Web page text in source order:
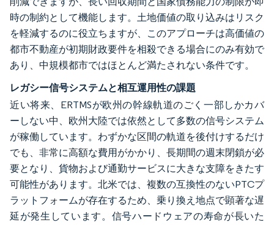
時の制約として機能します。土地価値の取り込みはリスク
を軽減するのに役立ちますが、このアプローチは高価値の
都市不動産が初期財政要件を相殺できる場合にのみ有効で
あり、中規模都市ではほとんど満たされない条件です。
レガシー信号システムと相互運用性の課題
近い将来、ERTMSが欧州の幹線軌道のごく一部しかカバ
ーしない中、欧州大陸では依然として多数の信号システム
が稼働しています。わずかな区間の軌道を後付けするだけ
でも、非常に高額な費用がかかり、長期間の週末閉鎖が必
要となり、貨物および通勤サービスに大きな支障をきたす
可能性があります。北米では、複数の互換性のないPTCプ
ラットフォームが存在するため、乗り換え地点で顕著な遅
延が発生しています。信号ハードウェアの寿命が長いた